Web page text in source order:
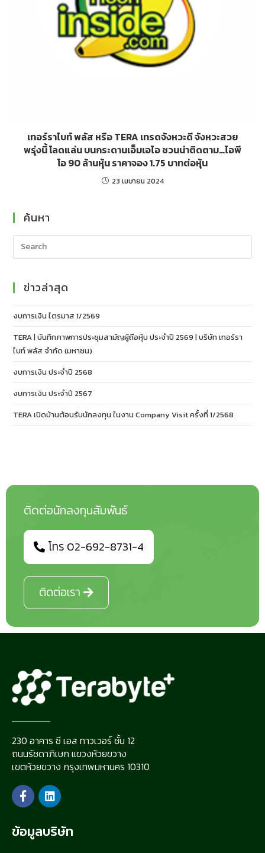
เทอร์ราไบท์ พลัส หรือ TERA เทรดจังหวะดี จังหวะสวย
พรุ่งนี้ โลดแล่น บนกระดานเอ็มเอไอ ชวนน่าติดตาม…ไอพี
โอ 90 ล้านหุ้น ราคาจอง 1.75 บาทต่อหุ้น
23 เมษายน 2024
ค้นหา
ข่าวล่าสุด
งบการเงิน ไตรมาส 1/2569
TERA | บันทึกภาพการประชุมสามัญผู้ถือหุ้น ประจำปี 2569 | บริษัท เทอร์รา
ไบท์ พลัส จำกัด (มหาชน)
งบการเงิน ประจำปี 2568
งบการเงิน ประจำปี 2567
TERA เปิดบ้านต้อนรับนักลงทุน ในงาน Company Visit ครั้งที่ 1/2568
ติดต่อนักลงทุนสัมพันธ์
โทร 02-692-8731-4
ติดต่อเรา
230 อาคาร ซี เอส ทาวเวอร์ ชั้น 12
ถนนรัชดาภิเษก แขวงห้วยขวาง
เขตห้วยขวาง กรุงเทพมหานคร 10310
ข้อมูลบริษัท